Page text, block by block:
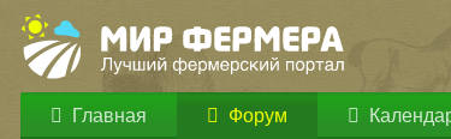
Главная Форум